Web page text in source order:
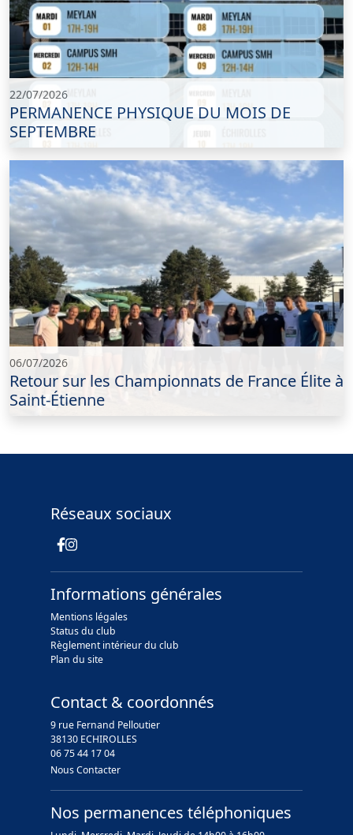
22/07/2026
PERMANENCE PHYSIQUE DU MOIS DE
SEPTEMBRE
06/07/2026
Retour sur les Championnats de France Élite à
Saint-Étienne
Réseaux sociaux
Informations générales
Mentions légales
Status du club
Règlement intérieur du club
Plan du site
Contact & coordonnés
9 rue Fernand Pelloutier
38130 ECHIROLLES
06 75 44 17 04
Nous Contacter
Nos permanences téléphoniques